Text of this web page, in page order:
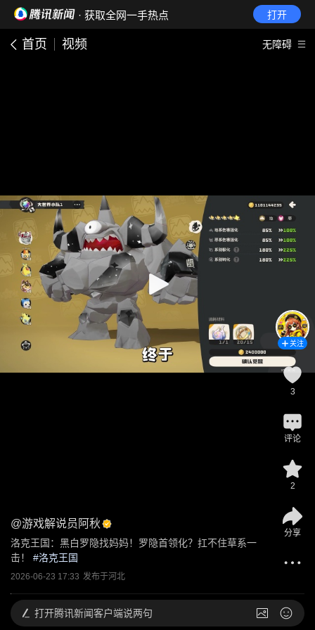
· 获取全网一手热点 打开
首页 视频 无障碍
@游戏解说员阿秋
洛克王国：黑白罗隐找妈妈！罗隐首领化？扛不住草系一
击！
#洛克王国
2026-06-23 17:33 发布于河北
关注
3
评论
2
分享
打开腾讯新闻客户端说两句